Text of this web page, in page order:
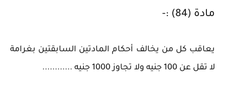
مادة (84) :-
يعاقب كل من يخالف أحكام المادتين السابقتين بغرامة
لا تقل عن 100 جنيه ولا تجاوز 1000 جنيه ............